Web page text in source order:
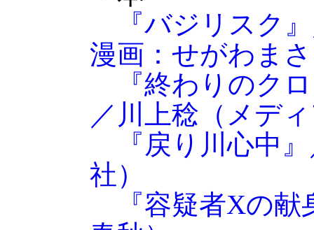
『バジリスク
漫画：せがわま
『終わりのク
／川上稔（メデ
『戻り川心中
社）
『容疑者Xの